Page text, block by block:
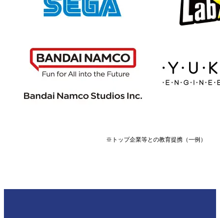
※トップ企業等との教育提携（一例）